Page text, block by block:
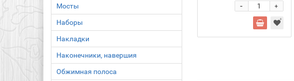
Мосты
Наборы
Накладки
Наконечники, навершия
Обжимная полоса
+
-